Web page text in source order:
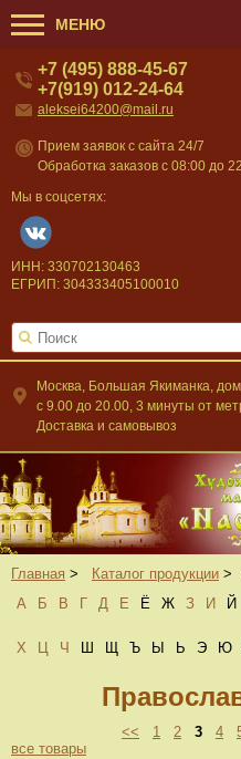
МЕНЮ
Москва, Большая Якиманка,
c 9.00 до 20.00, 3 минуты от
Доставка и самовывоз
+7 (495) 888-45-67
+7(919) 012-24-64
aleksei64200@mail.ru
Прием заявок с сайта 24/7
Обработка заказов с 08:00 до
Мы в соцсетях:
ИНН: 330702130463
ЕГРИП: 304333405100010
Главная > Каталог продукции >
А
Б В Г Д Е Ё Ж З И Й
Х Ц Ч Ш Щ Ъ Ы Ь Э Ю
<< 1 2 3 4
все товары